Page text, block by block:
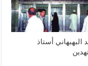
البهبهاني أستاذ